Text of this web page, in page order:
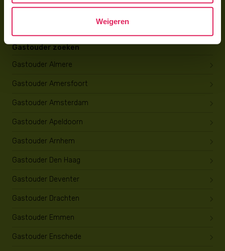
Weigeren
Gastouder zoeken
Gastouder Almere
Gastouder Amersfoort
Gastouder Amsterdam
Gastouder Apeldoorn
Gastouder Arnhem
Gastouder Den Haag
Gastouder Deventer
Gastouder Drachten
Gastouder Emmen
Gastouder Enschede